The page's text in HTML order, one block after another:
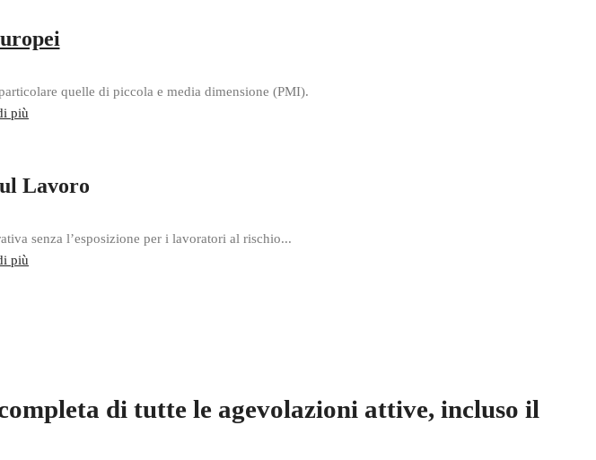
quelle di piccola e media dimensione (PMI).
più
Lavoro
senza l’esposizione per i lavoratori al rischio...
più
di tutte le agevolazioni attive, incluso il